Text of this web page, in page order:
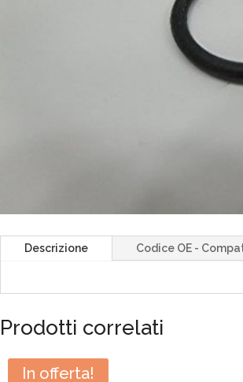
Descrizione Codice OE -
Prodotti correlati
In offerta!